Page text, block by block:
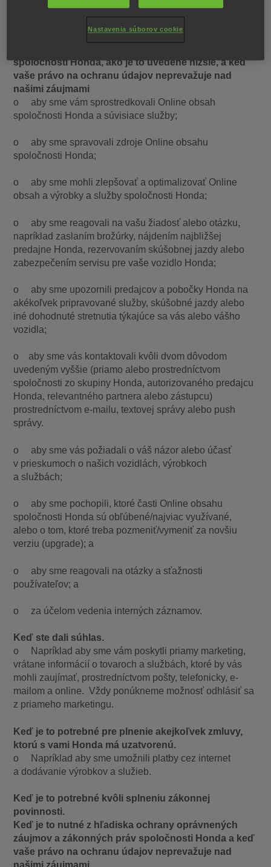
Dôvody, prečo získavame, používame a uchovávame
spoločnosti Honda, ako je to uvedené nižšie, a keď
vaše právo na ochranu údajov neprevažuje nad
našimi záujmami
o aby sme vám sprostredkovali Online obsah
spoločnosti Honda a súvisiace služby;
o aby sme spravovali zdroje Online obsahu
spoločnosti Honda;
o aby sme mohli zlepšovať a optimalizovať Online
obsah a výrobky a služby spoločnosti Honda;
o aby sme reagovali na vašu žiadosť alebo otázku,
napríklad zaslaním brožúrky, nájdením najbližšej
predajne Honda, rezervovaním skúšobnej jazdy alebo
zabezpečením servisu pre vaše vozidlo Honda;
o aby sme upozornili predajcov a pobočky Honda na
akékoľvek pripravované služby, skúšobné jazdy alebo
iné dohodnuté stretnutia týkajúce sa vás alebo vášho
vozidla;
o aby sme vás kontaktovali kvôli dvom dôvodom
uvedeným vyššie (priamo alebo prostredníctvom
spoločnosti zo skupiny Honda, autorizovaného predajcu
Honda, relevantného partnera alebo zástupcu)
prostredníctvom e-mailu, textovej správy alebo push
správy.
o aby sme vás požiadali o váš názor alebo účasť
v prieskumoch o našich vozidlách, výrobkoch
a službách;
o aby sme pochopili, ktoré časti Online obsahu
spoločnosti Honda sú obľúbené/najviac využívané,
alebo o tom, ktoré treba pozmeniť/vymeniť za novšiu
verziu (upgrade); a
o aby sme reagovali na otázky a sťažnosti
používateľov; a
o za účelom vedenia interných záznamov.
Keď ste dali súhlas.
o Napríklad aby sme vám poskytli priamy marketing,
vrátane informácií o tovaroch a službách, ktoré by vás
mohli zaujímať, prostredníctvom pošty, telefonicky, e-
mailom a online. Vždy ponúkneme možnosť odhlásiť sa
z priameho marketingu.
Keď je to potrebné pre plnenie akejkoľvek zmluvy,
ktorú s vami Honda má uzatvorenú.
o Napríklad aby sme umožnili platby cez internet
a dodávanie výrobkov a služieb.
Keď je to potrebné kvôli splneniu zákonnej
povinnosti.
Keď je to nutné z hľadiska ochrany oprávnených
záujmov a zákonných práv spoločnosti Honda a keď
vaše právo na ochranu údajov neprevažuje nad
Nastavenia súborov cookie